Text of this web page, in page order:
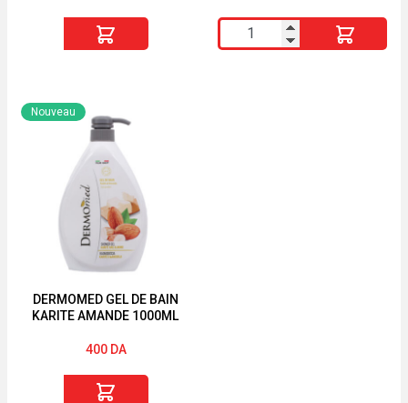
H4E45AA
stylet
quantité
de
DERMOMED GEL DE BAIN
KARITE AMANDE 1000ML
Nouveau
400 DA